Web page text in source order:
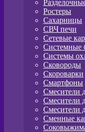
Ростеры
Сахарницы
СВЧ печи
Сетевые
Системные
Системы
Сковороды
Скороварки
Смартфоны
Смесители
Смесители
Смесители
Сменные